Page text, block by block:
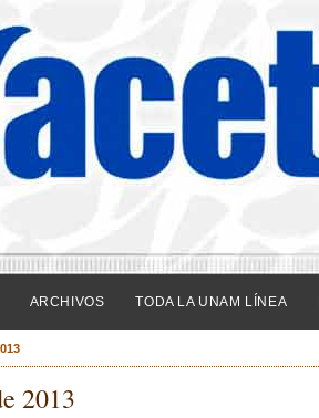
ARCHIVOS TODA LA UNAM LÍNEA
2013